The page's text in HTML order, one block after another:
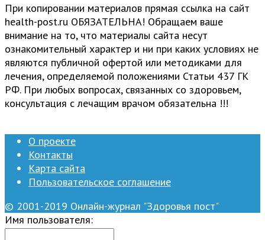
При копировании материалов прямая ссылка на сайт
health-post.ru ОБЯЗАТЕЛЬНА! Обращаем ваше
внимание на то, что материалы сайта несут
ознакомительный характер и ни при каких условиях не
являются публичной офертой или методиками для
лечения, определяемой положениями Статьи 437 ГК
РФ. При любых вопросах, связанных со здоровьем,
консультация с лечащим врачом обязательна !!!
О проекте
Контакты
Карта сайта
Пользовательское соглашение
© 2001-2019 Онлайн-журнал "Здоровья пост"
Имя пользователя: